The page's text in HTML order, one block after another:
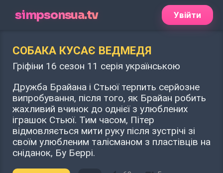
simpsonsua.tv Увійти
СОБАКА КУСАЄ ВЕДМЕДЯ
Гріфіни 16 сезон 11 серія українською
Дружба Брайана і Стьюї терпить серйозне
випробування, після того, як Брайан робить
жахливий вчинок до однієї з улюблених
іграшок Стьюї. Тим часом, Пітер
відмовляється мити руку після зустрічі зі
своїм улюбленим талісманом з пластівців на
сніданок, Бу Беррі.